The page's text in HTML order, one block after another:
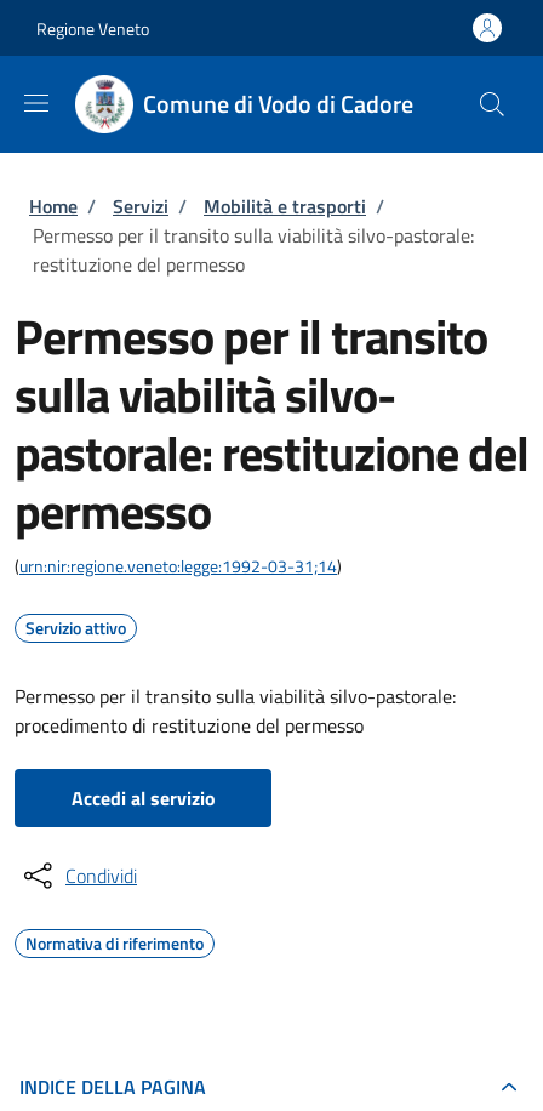
Regione Veneto
Comune di Vodo di Cadore
Briciole di pane
Home / Servizi / Mobilità e trasporti /
Permesso per il transito sulla viabilità silvo-pastorale:
restituzione del permesso
Permesso per il transito
sulla viabilità silvo-
pastorale: restituzione del
permesso
(urn:nir:regione.veneto:legge:1992-03-31;14)
Servizio attivo
Permesso per il transito sulla viabilità silvo-pastorale:
procedimento di restituzione del permesso
Accedi al servizio
Condividi
Normativa di riferimento
INDICE DELLA PAGINA